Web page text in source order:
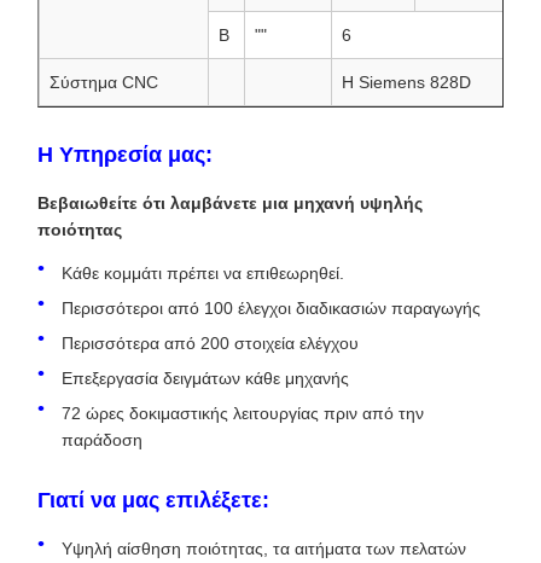
Β "" 6
Σύστημα CNC Η Siemens 828D
Η Υπηρεσία μας:
Βεβαιωθείτε ότι λαμβάνετε μια μηχανή υψηλής
ποιότητας
Κάθε κομμάτι πρέπει να επιθεωρηθεί.
Περισσότεροι από 100 έλεγχοι διαδικασιών παραγωγής
Περισσότερα από 200 στοιχεία ελέγχου
Επεξεργασία δειγμάτων κάθε μηχανής
72 ώρες δοκιμαστικής λειτουργίας πριν από την
παράδοση
Γιατί να μας επιλέξετε:
Υψηλή αίσθηση ποιότητας, τα αιτήματα των πελατών